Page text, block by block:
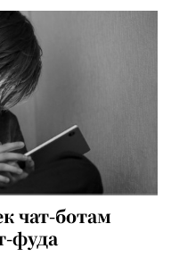
чат-ботам
фуда